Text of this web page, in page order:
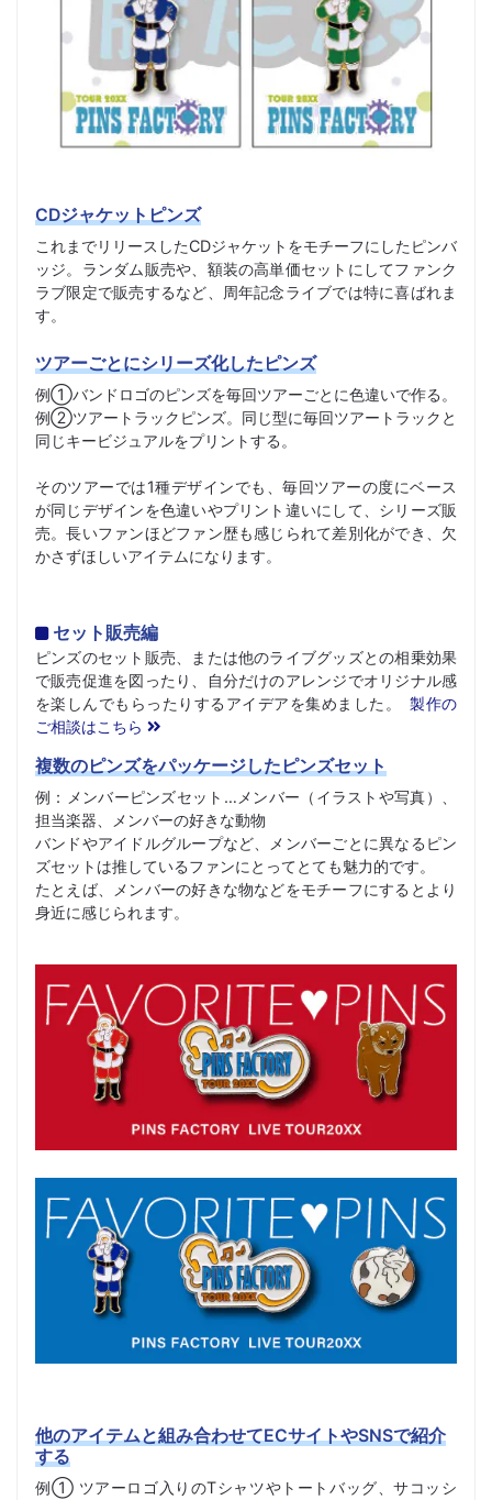
CDジャケットピンズ
これまでリリースしたCDジャケットをモチーフにしたピンバ
ッジ。ランダム販売や、額装の高単価セットにしてファンク
ラブ限定で販売するなど、周年記念ライブでは特に喜ばれま
す。
ツアーごとにシリーズ化したピンズ
例①バンドロゴのピンズを毎回ツアーごとに色違いで作る。
例②ツアートラックピンズ。同じ型に毎回ツアートラックと
同じキービジュアルをプリントする。
そのツアーでは1種デザインでも、毎回ツアーの度にベース
が同じデザインを色違いやプリント違いにして、シリーズ販
売。長いファンほどファン歴も感じられて差別化ができ、欠
かさずほしいアイテムになります。
セット販売編
ピンズのセット販売、または他のライブグッズとの相乗効果
で販売促進を図ったり、自分だけのアレンジでオリジナル感
を楽しんでもらったりするアイデアを集めました。
製作の
ご相談はこちら
複数のピンズをパッケージしたピンズセット
例：メンバーピンズセット…メンバー（イラストや写真）、
担当楽器、メンバーの好きな動物
バンドやアイドルグループなど、メンバーごとに異なるピン
ズセットは推しているファンにとってとても魅力的です。
たとえば、メンバーの好きな物などをモチーフにするとより
身近に感じられます。
他のアイテムと組み合わせてECサイトやSNSで紹介
する
例① ツアーロゴ入りのTシャツやトートバッグ、サコッシ